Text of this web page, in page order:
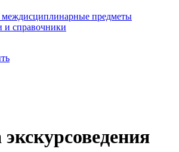
предметы
справочники